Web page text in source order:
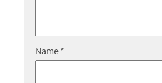
Name *